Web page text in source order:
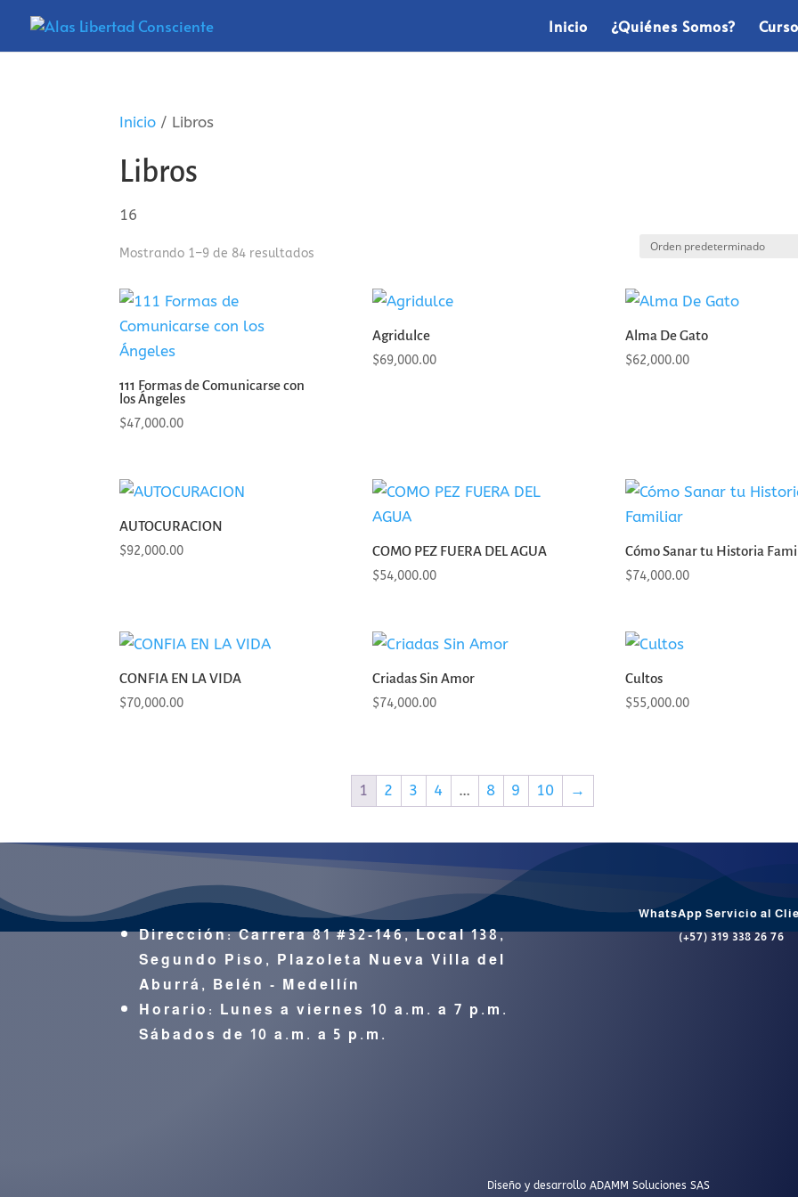
Inicio ¿Quiénes Somos?
Inicio / Libros
Libros
16
Mostrando 1–9 de 84 resultados
111 Formas de Comunicarse con
los Ángeles
$47,000.00
Agridulce
$69,000.00
Alma De Gato
$62,000.00
AUTOCURACION
$92,000.00
COMO PEZ FUERA DEL AGUA
$54,000.00
Cómo Sanar tu Historia
$74,000.00
CONFIA EN LA VIDA
$70,000.00
Criadas Sin Amor
$74,000.00
Cultos
$55,000.00
1 2 3 4 … 8 9 10 →
Dirección:Carrera 81 #32-146, Local 138,
Segundo Piso, Plazoleta Nueva Villa del
Aburrá,
Belén - Medellín
Horario: Lunes a viernes 10 a.m. a 7 p.m.
Sábados de 10 a.m. a 5 p.m.
WhatsApp Servicio al
(+57) 319 338 26 76
Diseño y desarrollo ADAMM Soluciones SAS